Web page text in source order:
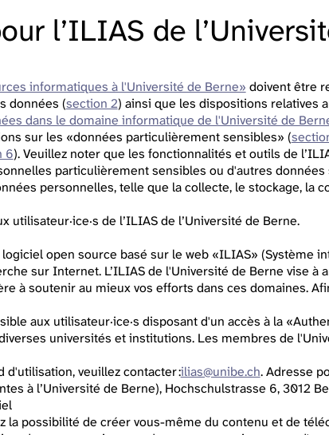
l’ILIAS de
informatiques à l'Université de Berne» doivent être
données (section 2) ainsi que les dispositions relatives
dans le domaine informatique de l'Université de
sur les «données particulièrement sensibles» (
6). Veuillez noter que les fonctionnalités et outils de
particulièrement sensibles ou d'autres
personnelles, telle que la collecte, le stockage, la
utilisateur·ice·s de l’ILIAS de l’Université de Berne.
open source basé sur le web «ILIAS» (Système
sur Internet. L’ILIAS de l'Université de Berne vise
à soutenir au mieux vos efforts dans ces domaines.
aux utilisateur·ice·s disposant d'un accès à la
universités et institutions. Les membres de
veuillez contacter :ilias@unibe.ch. Adresse
à l’Université de Berne), Hochschulstrasse 6, 3012
la possibilité de créer vous-même du contenu et de